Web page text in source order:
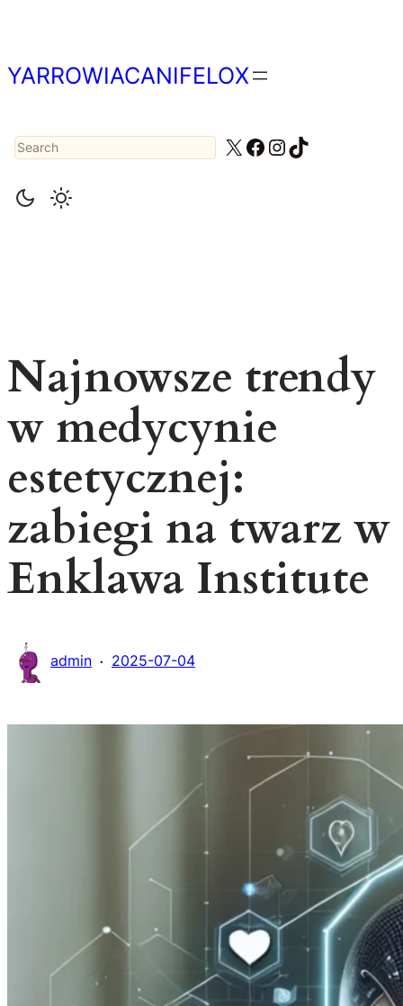
treści
YARROWIACANIFELOX
Search X Facebook
Instagram
TikTok
Najnowsze trendy
w medycynie
estetycznej:
zabiegi na twarz w
Enklawa Institute
admin · 2025-07-04